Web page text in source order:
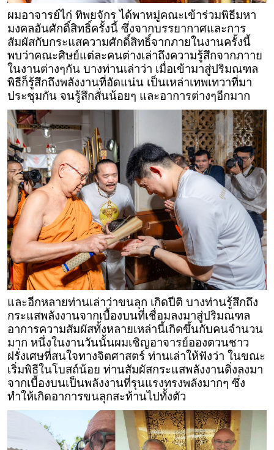
ผมอาจารย์ไก่ ทิพยจักร ได้พาหมู่คณะเข้าร่วมพิธีมหา
มงคลอันศักดิ์สิทธิ์ครั้งนี้ ซึ่งจากบรรยากาศและการ
สัมผัสกับกระแสความศักดิ์สิทธิ์จากภายในงานครั้งนี้
พบว่าคณะศิษย์แต่ละคนต่างเล่าถึงความรู้สึกจากภาาย
ในงานต่างๆกัน บางท่านเล่าว่า เมื่อเข้ามาสู่ปริมณฑล
พิธีก็รู้สึกถึงพลังงานที่อัดแน่น เป็นเหล่าเทพเทวาที่มา
ประชุมกัน จนรู้สึกสั่นน้อยๆ และอาการต่างๆอีกมาก
และอีกหลายท่านเล่าว่าขนลุก เกิดปีติ บางท่านรู้สึกถึง
กระแสพลังงานจากเบื้องบนที่เชื่อมลงมาสู่ปริมณฑล
อาการความสัมผัสทั้งหลายเหล่านี้เกิดขึ้นกับคนจำนวน
มาก หนึ่งในงานวันนั้นผมเชิญอาจารย์อองตวนชาว
ฝรั่งเศษที่สนใจทางจิตศาสตร์ ท่านเล่าให้ฟังว่า ในขณะ
เริ่มพิธีในโบสถ์น้อย ท่านสัมผัสกระแสพลังงานดิ่งลงมา
จากเบื้องบนเป็นพลังงานที่รุนแรงทรงพลังมากๆ ซึ่ง
ทำให้เกิดอาการขนลุกสะท้านไปทั้งตัว